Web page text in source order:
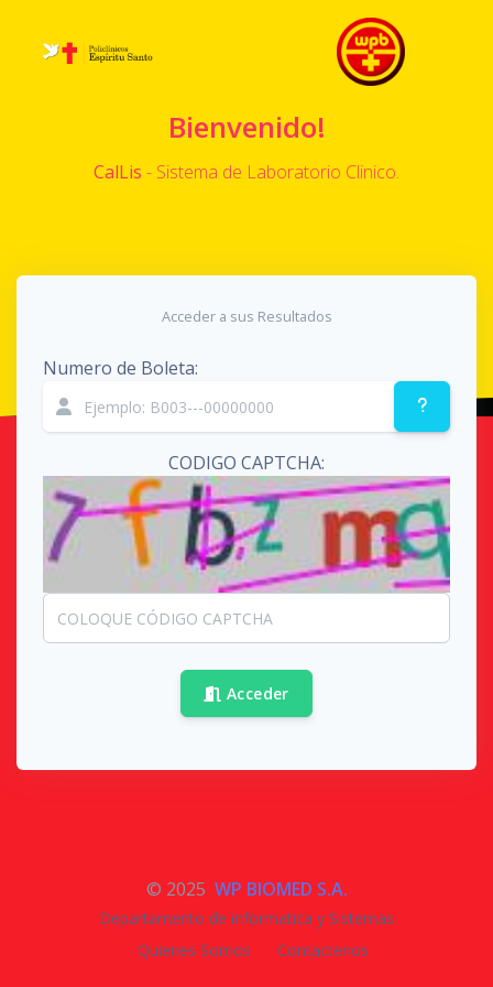
Bienvenido!
CalLis - Sistema de Laboratorio Clinico.
Acceder a sus Resultados
Numero de Boleta:
CODIGO CAPTCHA:
Acceder
© 2025 WP BIOMED S.A.
Departamento de informatica y Sistemas
Quienes Somos
Contactenos